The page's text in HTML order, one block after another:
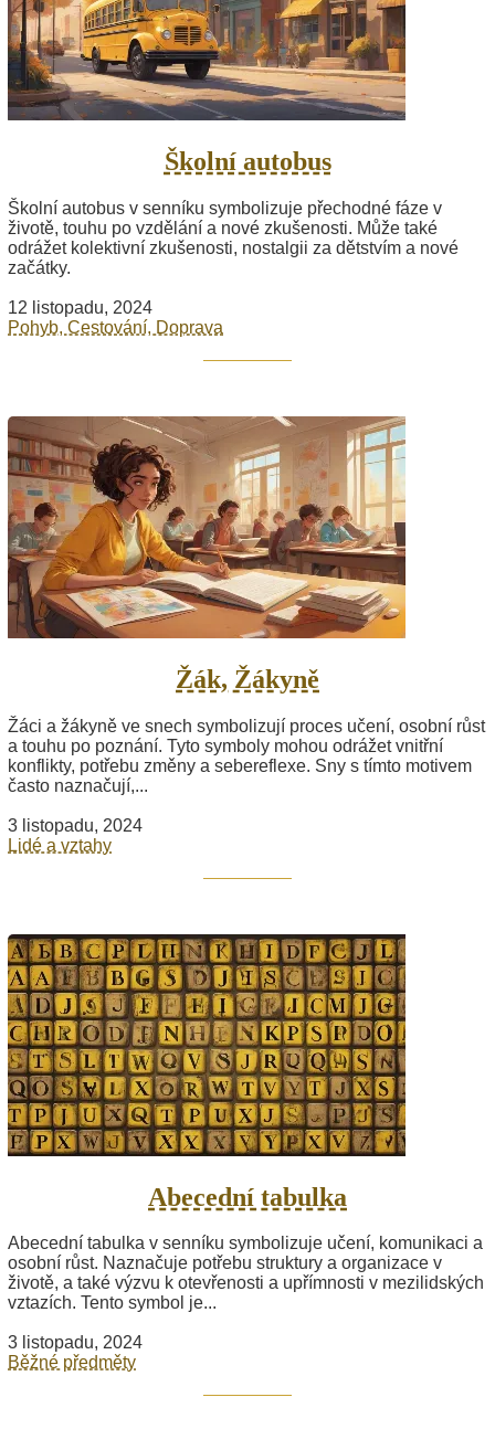
Školní autobus
Školní autobus v senníku symbolizuje přechodné fáze v
životě, touhu po vzdělání a nové zkušenosti. Může také
odrážet kolektivní zkušenosti, nostalgii za dětstvím a nové
začátky.
12 listopadu, 2024
Pohyb, Cestování, Doprava
Žák, Žákyně
Žáci a žákyně ve snech symbolizují proces učení, osobní růst
a touhu po poznání. Tyto symboly mohou odrážet vnitřní
konflikty, potřebu změny a sebereflexe. Sny s tímto motivem
často naznačují,...
3 listopadu, 2024
Lidé a vztahy
Abecední tabulka
Abecední tabulka v senníku symbolizuje učení, komunikaci a
osobní růst. Naznačuje potřebu struktury a organizace v
životě, a také výzvu k otevřenosti a upřímnosti v mezilidských
vztazích. Tento symbol je...
3 listopadu, 2024
Běžné předměty